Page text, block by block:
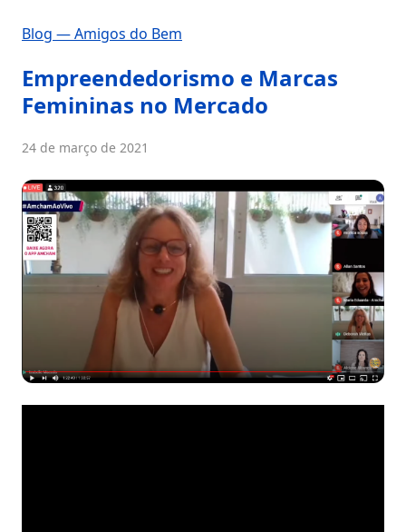
Blog — Amigos do Bem
Empreendedorismo e Marcas
Femininas no Mercado
24 de março de 2021